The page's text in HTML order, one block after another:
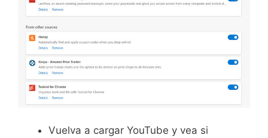
Vuelva a cargar YouTube y vea si